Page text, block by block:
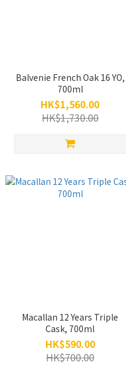
Balvenie French Oak 16 YO,
700ml
HK$1,560.00
HK$1,730.00
Macallan 12 Years Triple
Cask, 700ml
HK$590.00
HK$700.00